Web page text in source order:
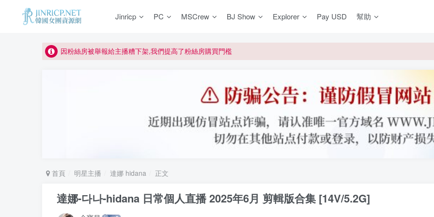
Jinricp PC MSCrew BJ Show Explorer Pay USD 幫助
正版宣告: 警惕盜版網站冒充 Jinricp.net [20260605更新]
所有ED2K連結僅支援115網盤/PikPak網盤，其它網盤均不支援
正版宣告: 警惕盜版網站冒充 Jinricp.net [20260605更新]
首頁 明星主播 達娜 hidana 正文
達娜-다나-hidana 日常個人直播 2025年6月 剪輯版合集 [14V/5.2G]